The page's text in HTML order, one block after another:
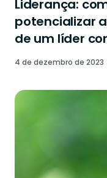
Liderança:
potencializar
de um líder
4 de dezembro de 2023